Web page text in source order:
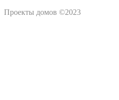
Проекты домов ©2023